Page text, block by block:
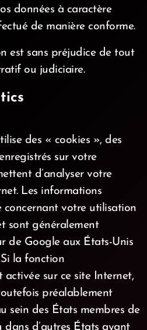
données à caractère
de manière conforme.
est sans préjudice de tout
ou judiciaire.
des « cookies », des
sur votre
d’analyser votre
Les informations
concernant votre utilisation
sont généralement
de Google aux États-Unis
Si la fonction
activée sur ce site Internet,
préalablement
sein des États membres de
dans d’autres États ayant